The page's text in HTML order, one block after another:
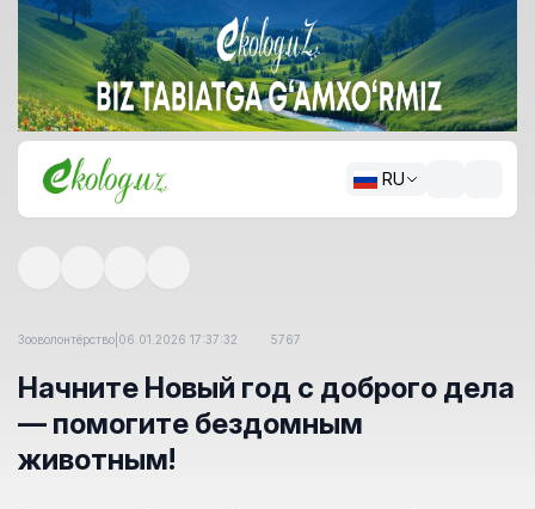
RU
Зооволонтёрство 06.01.2026 17:37:32 5767
Начните Новый год с доброго дела
— помогите бездомным
животным!